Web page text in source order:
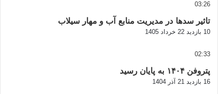
03:26
تاثیر سدها در مدیریت منابع آب و مهار سیلاب
10 بازدید 22 خرداد 1405
02:33
پتروفن ۱۴۰۴ به پایان رسید
16 بازدید 21 آذر 1404